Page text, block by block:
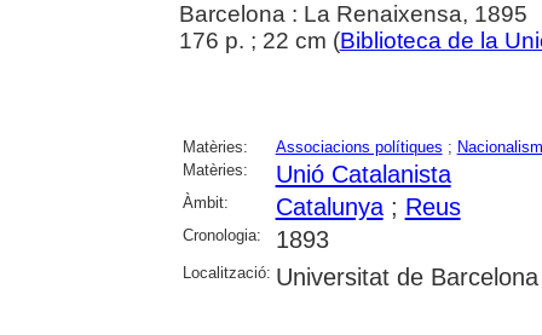
Barcelona : La Renaixensa, 1895
176 p. ; 22 cm (Biblioteca de la
Matèries: Associacions polítiques ;
Matèries:
Unió Catalanista
Àmbit: Catalunya; Reus
Cronologia: 1893
Localització: Universitat de Barcelona